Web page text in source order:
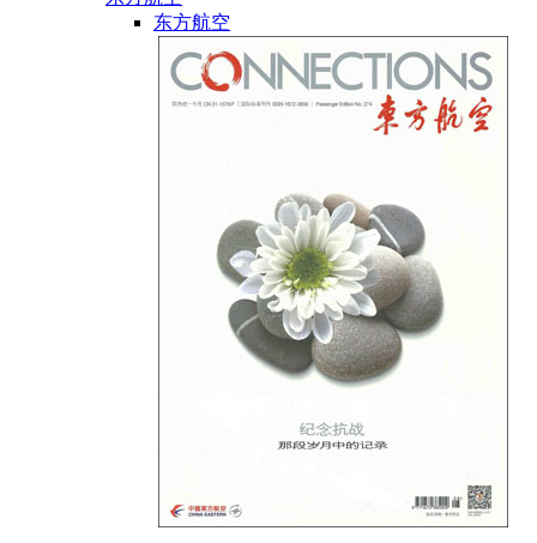
东方航空